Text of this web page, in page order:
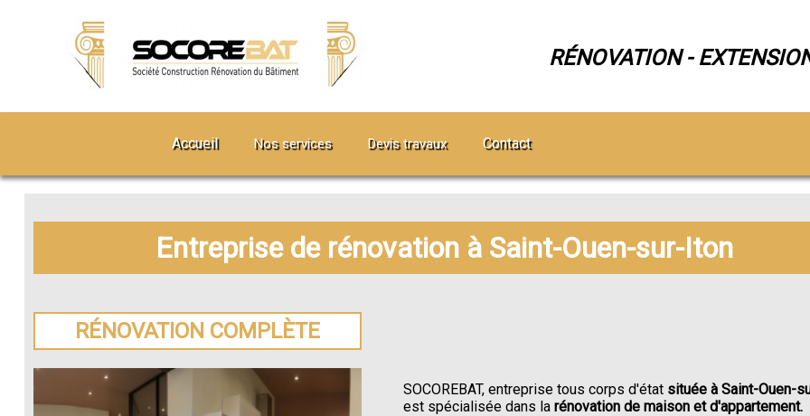
RÉNOVATION -
Accueil Nos services Devis travaux Contact
Entreprise de rénovation à Saint-Ouen-sur-Iton
RÉNOVATION COMPLÈTE
SOCOREBAT, entreprise tous corps d'état située à Saint-Ouen-
est spécialisée dans la rénovation de maison et d'appartement.